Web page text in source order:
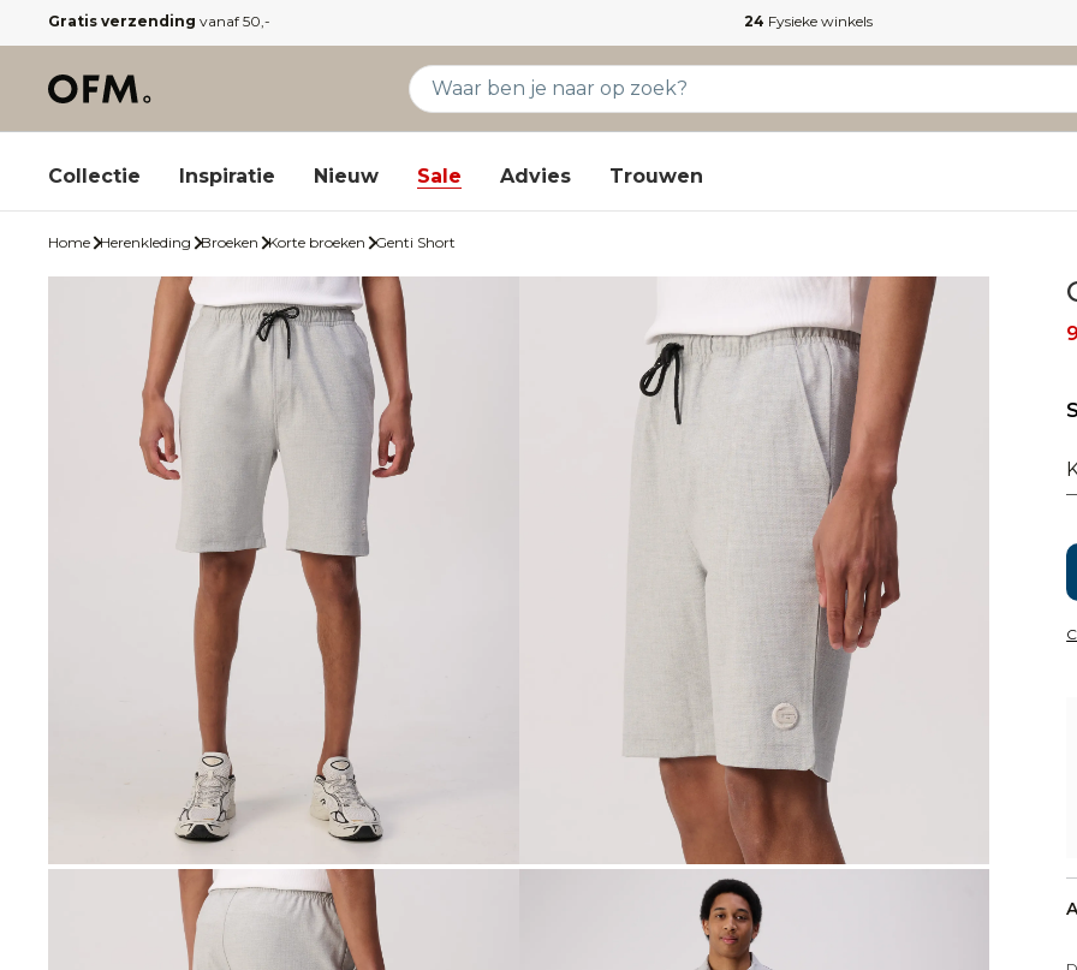
Gratis verzending vanaf 50,- 24 Fysieke winkels
Collectie Inspiratie Nieuw Sale Advies Trouwen
Home Herenkleding Broeken Korte broeken Genti Short